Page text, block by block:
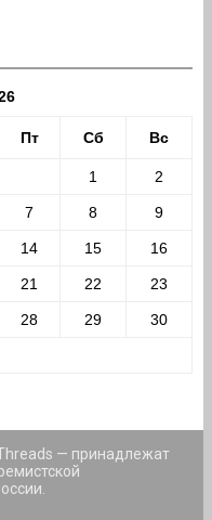
Пт Сб Вс
1 2
7 8 9
14 15 16
21 22 23
28 29 30
— принадлежат